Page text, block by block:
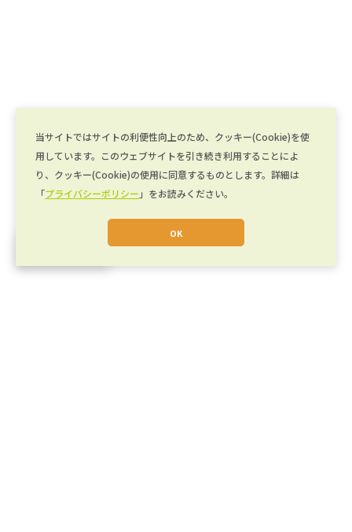
当サイトではサイトの利便性向上のため、クッキー(Cookie)を使
用しています。このウェブサイトを引き続き利用することによ
り、クッキー(Cookie)の使用に同意するものとします。詳細は
「プライバシーポリシー 」をお読みください。
OK